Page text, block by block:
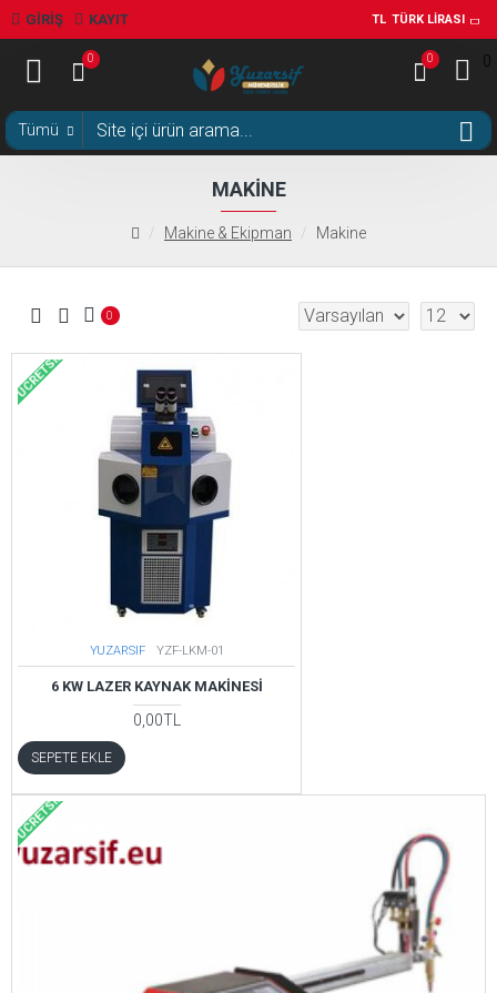
GIRIŞ KAYIT TL TÜRK LIRASI
0 0 0
Tümü
Makine & Ekipman Makine
MAKINE
0
ÜCRETSIZ
YUZARSIF YZF-LKM-01
6 KW LAZER KAYNAK MAKINESI
0,00TL
SEPETE EKLE
ÜCRETSIZ